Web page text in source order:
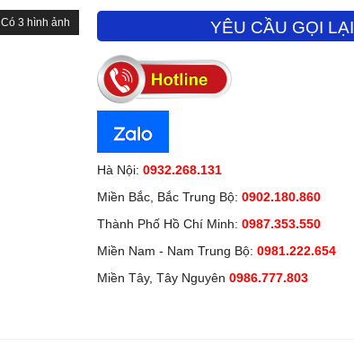
Có 3 hình ảnh YÊU CẦU GỌI LẠI
Hà Nội: 0932.268.131
Miền Bắc, Bắc Trung Bộ: 0902.180.860
Thành Phố Hồ Chí Minh: 0987.353.550
Miền Nam - Nam Trung Bộ: 0981.222.654
Miền Tây, Tây Nguyên 0986.777.803